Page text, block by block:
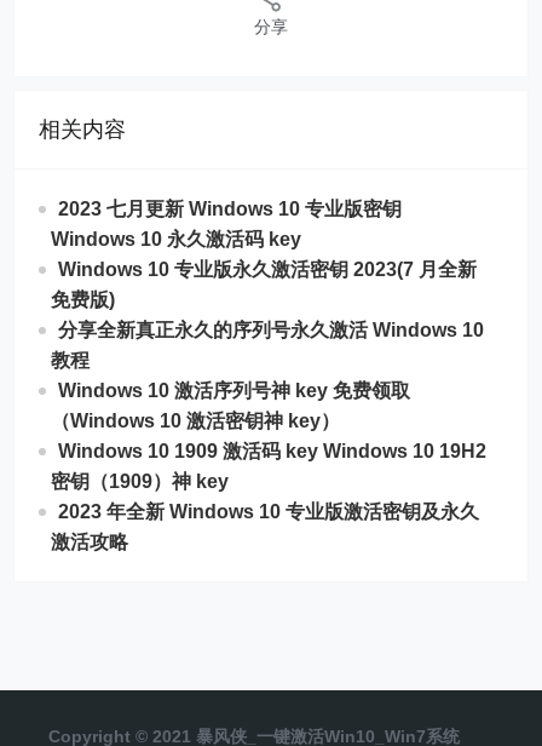
分享
相关内容
2023 七月更新 Windows 10 专业版密钥
Windows 10 永久激活码 key
Windows 10 专业版永久激活密钥 2023(7 月全新
免费版)
分享全新真正永久的序列号永久激活 Windows 10
教程
Windows 10 激活序列号神 key 免费领取
（Windows 10 激活密钥神 key）
Windows 10 1909 激活码 key Windows 10 19H2
密钥（1909）神 key
2023 年全新 Windows 10 专业版激活密钥及永久
激活攻略
Copyright © 2021 暴风侠_一键激活Win10_Win7系统